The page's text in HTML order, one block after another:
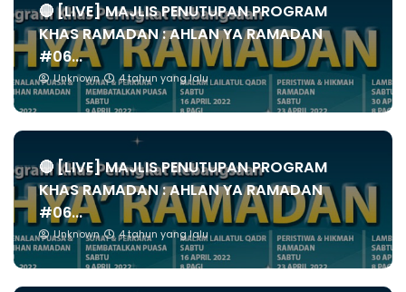
🔴 [LIVE] MAJLIS PENUTUPAN PROGRAM
KHAS RAMADAN : AHLAN YA RAMADAN
#06...
Unknown 4 tahun yang lalu
🔴 [LIVE] MAJLIS PENUTUPAN PROGRAM
KHAS RAMADAN : AHLAN YA RAMADAN
#06...
Unknown 4 tahun yang lalu